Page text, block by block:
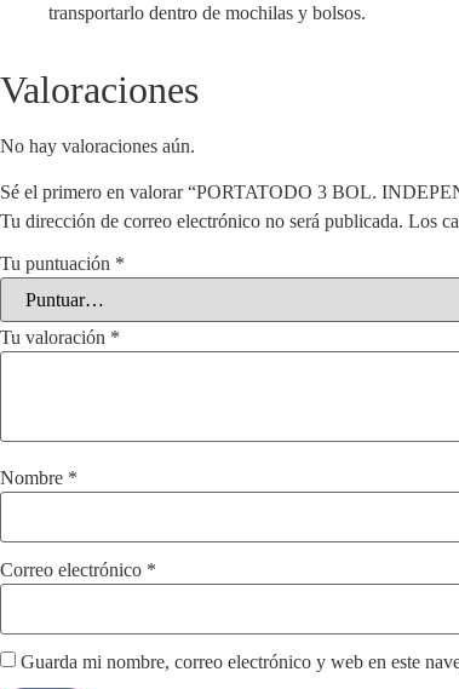
transportarlo dentro de mochilas y bolsos.
Valoraciones
No hay valoraciones aún.
Sé el primero en valorar “PORTATODO 3 BOL.
Tu dirección de correo electrónico no será publicada. Los
Tu puntuación *
Tu valoración *
Nombre *
Correo electrónico *
Guarda mi nombre, correo electrónico y web en este